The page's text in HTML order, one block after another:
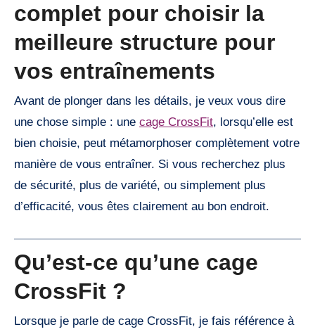
complet pour choisir la
meilleure structure pour
vos entraînements
Avant de plonger dans les détails, je veux vous dire
une chose simple : une cage CrossFit, lorsqu’elle est
bien choisie, peut métamorphoser complètement votre
manière de vous entraîner. Si vous recherchez plus
de sécurité, plus de variété, ou simplement plus
d’efficacité, vous êtes clairement au bon endroit.
Qu’est-ce qu’une cage
CrossFit ?
Lorsque je parle de cage CrossFit, je fais référence à